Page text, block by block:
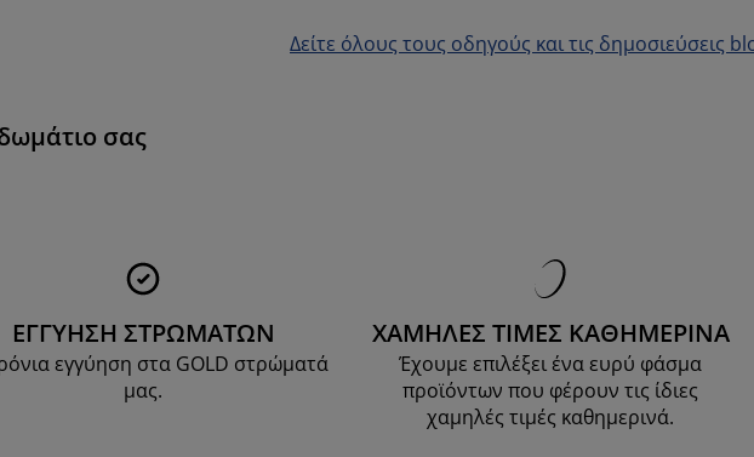
Δείτε όλους τους οδηγούς και τις δημοσιεύσεις
σας
ΕΓΓΥΗΣΗ ΣΤΡΩΜΑΤΩΝ
εγγύηση στα GOLD στρώματά
μας.
ΧΑΜΗΛΕΣ ΤΙΜΕΣ ΚΑΘΗΜΕΡΙΝΑ
Έχουμε επιλέξει ένα ευρύ φάσμα
προϊόντων που φέρουν τις ίδιες
χαμηλές τιμές καθημερινά.